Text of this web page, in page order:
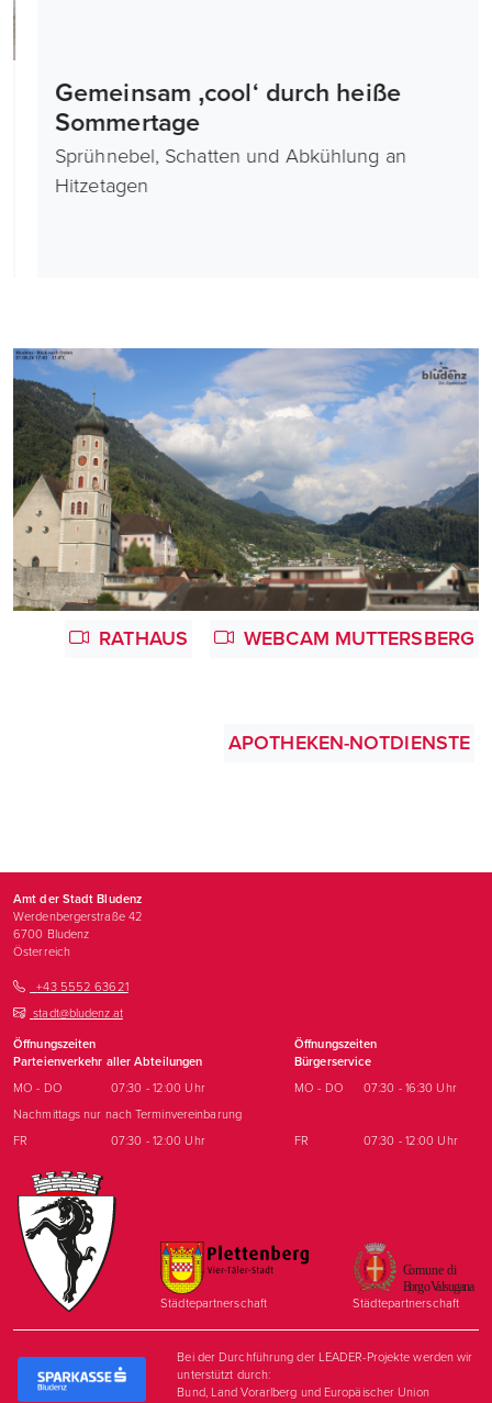
Gemeinsam ‚cool‘ durch heiße
Sommertage
Sprühnebel, Schatten und Abkühlung an
Hitzetagen
RATHAUS WEBCAM MUTTERSBERG
APOTHEKEN-NOTDIENSTE
Amt der Stadt Bludenz
Werdenbergerstraße 42
6700 Bludenz
Österreich
+43 5552 63621
stadt@bludenz.at
Öffnungszeiten
Parteienverkehr aller Abteilungen
Öffnungszeiten
Bürgerservice
MO - DO
07:30 - 12:00 Uhr MO - DO
07:30 - 16:30 Uhr
Nachmittags nur nach Terminvereinbarung
FR
07:30 - 12:00 Uhr FR 07:30 - 12:00 Uhr
Städtepartnerschaft Städtepartnerschaft
Bei der Durchführung der LEADER-Projekte werden wir
unterstützt durch:
Bund, Land Vorarlberg und Europäischer Union